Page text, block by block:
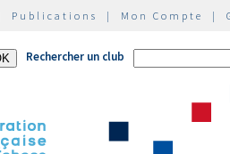
Publications | Mon Compte |
Rechercher un club